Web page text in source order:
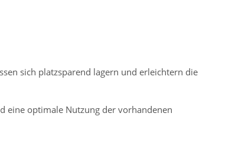
sich platzsparend lagern und erleichtern die
eine optimale Nutzung der vorhandenen